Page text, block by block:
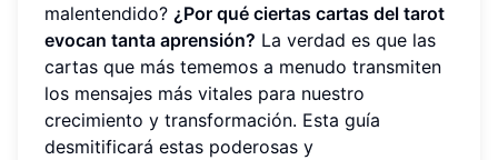
malentendido? ¿Por qué ciertas cartas del tarot
evocan tanta aprensión? La verdad es que las
cartas que más tememos a menudo transmiten
los mensajes más vitales para nuestro
crecimiento y transformación. Esta guía
desmitificará estas poderosas y